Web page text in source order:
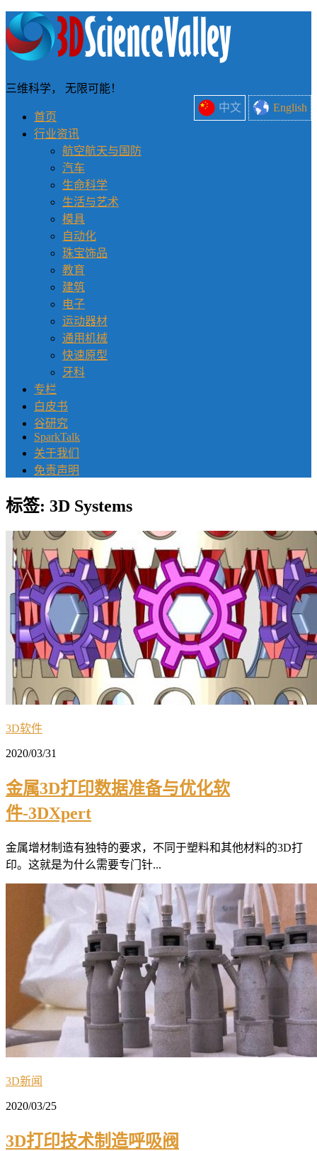
中文 English
三维科学， 无限可能！
首页
行业资讯
航空航天与国防
汽车
生命科学
生活与艺术
模具
自动化
珠宝饰品
教育
建筑
电子
运动器材
通用机械
快速原型
牙科
专栏
白皮书
谷研究
SparkTalk
关于我们
免责声明
标签: 3D Systems
3D软件
2020/03/31
金属3D打印数据准备与优化软
件-3DXpert
金属增材制造有独特的要求，不同于塑料和其他材料的3D打
印。这就是为什么需要专门针...
3D新闻
2020/03/25
3D打印技术制造呼吸阀